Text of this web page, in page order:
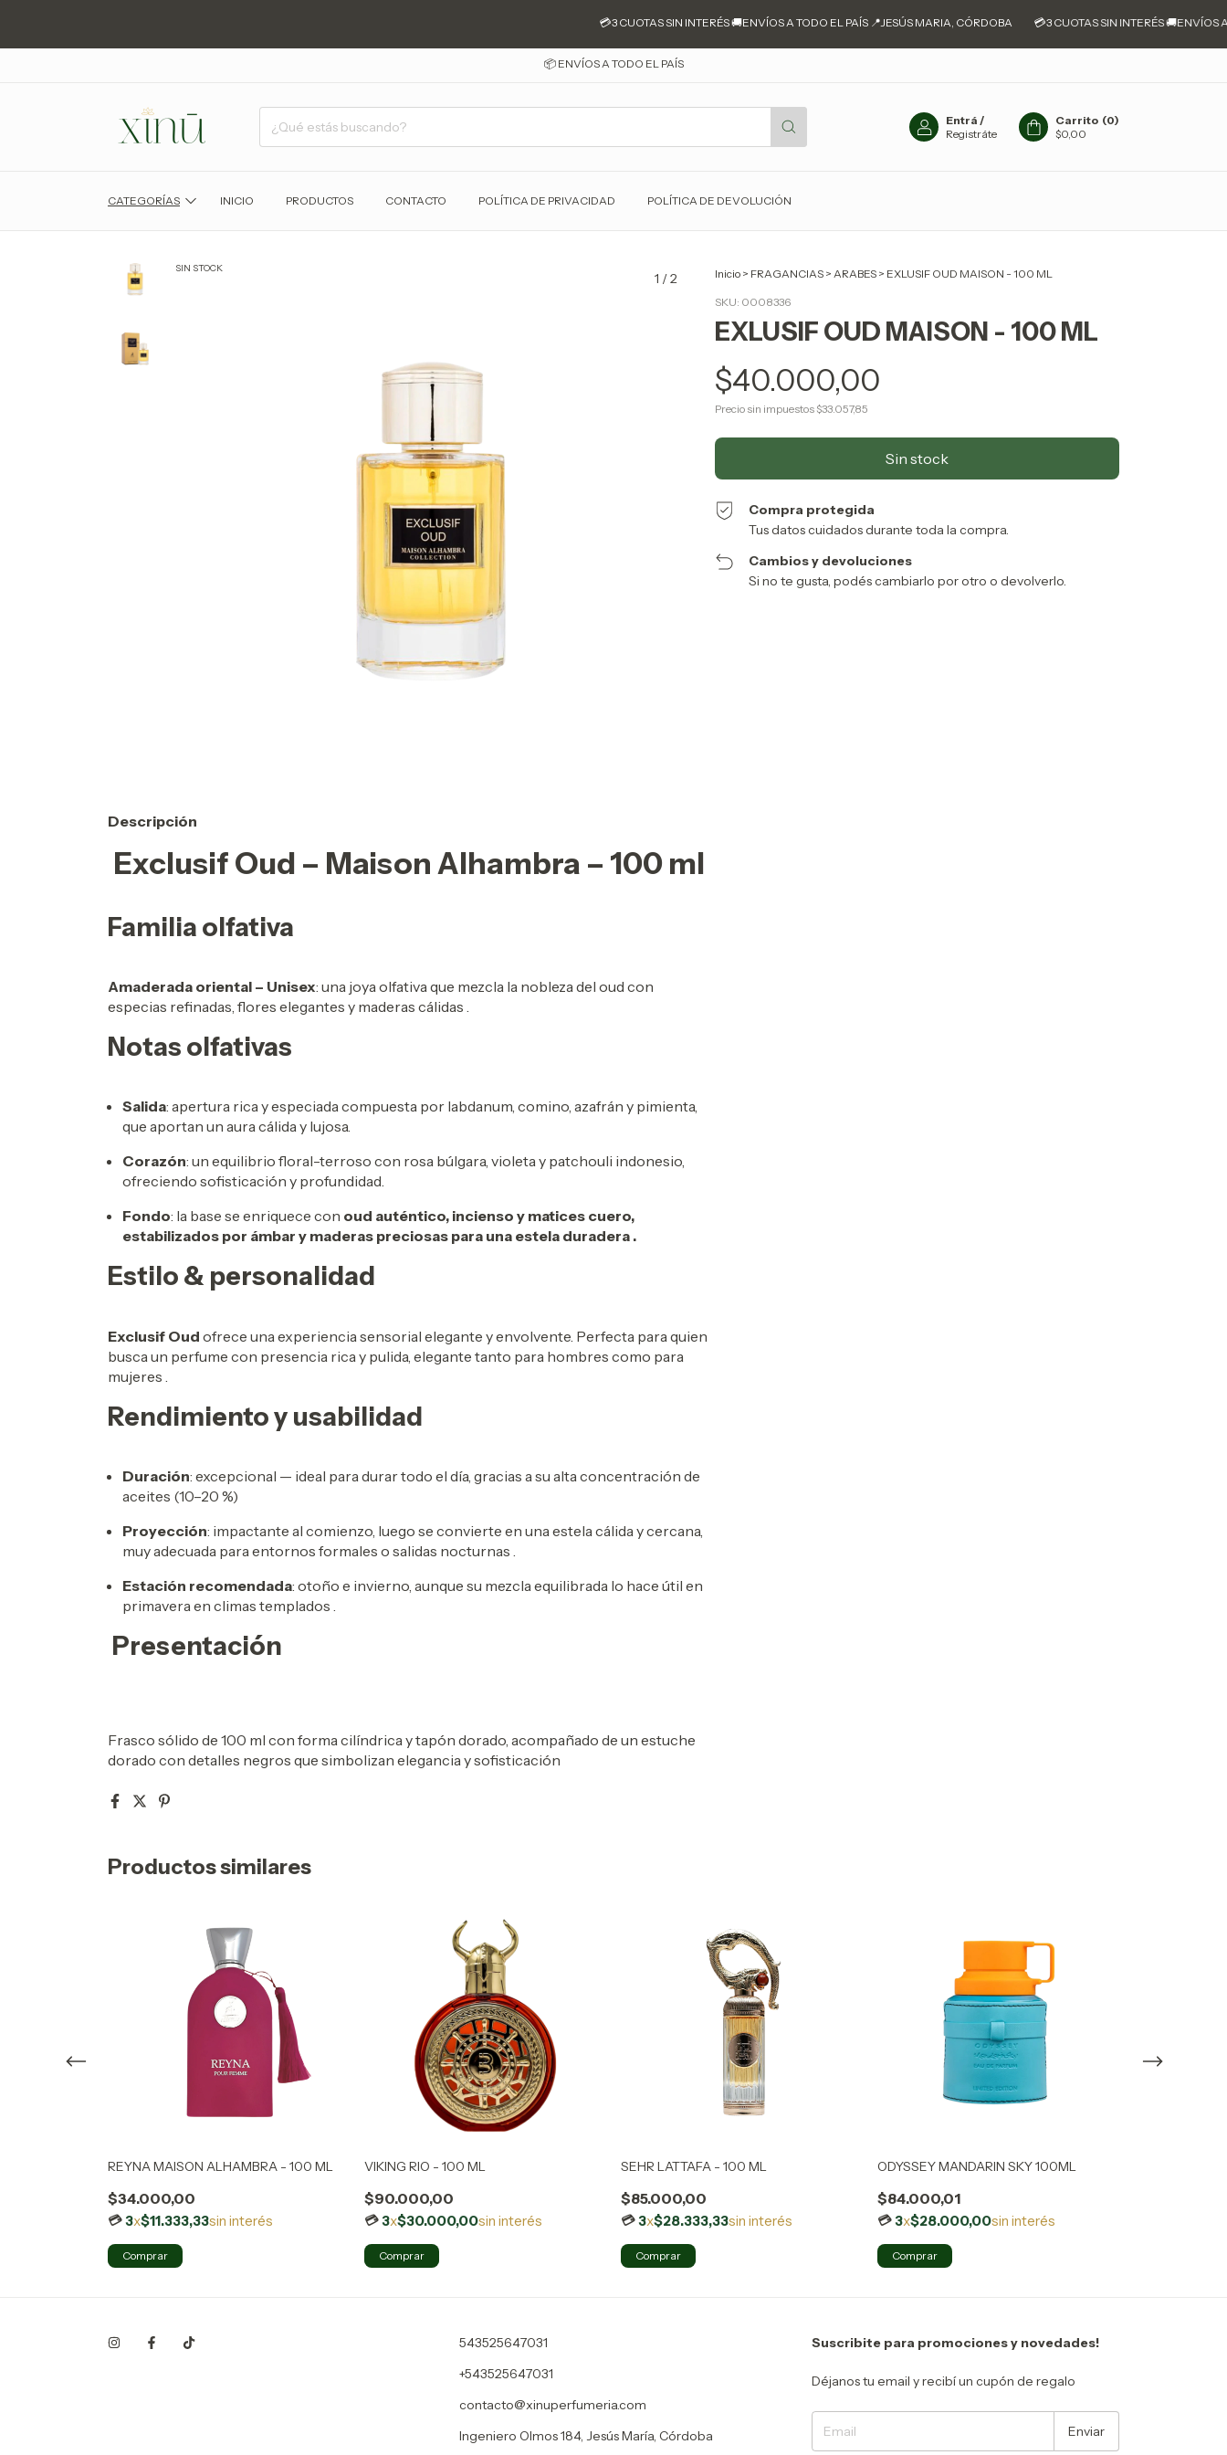
💳3 CUOTAS SIN INTERÉS 🚚ENVÍOS A TODO EL PAÍS 📍JESÚS MARIA, CÓRDOBA 💳3 CUOTAS SIN INTERÉS 🚚ENVÍOS A
📦 ENVÍOS A TODO EL PAÍS
Entrá /
Registráte
Carrito (0)
$0,00
CATEGORÍAS INICIO PRODUCTOS CONTACTO POLÍTICA DE PRIVACIDAD POLÍTICA DE DEVOLUCIÓN
SIN STOCK
1 /2 Inicio > FRAGANCIAS > ARABES > EXLUSIF OUD MAISON - 100 ML
SKU: 0008336
EXLUSIF OUD MAISON - 100 ML
$40.000,00
Precio sin impuestos $33.057,85
Compra protegida
Tus datos cuidados durante toda la compra.
Cambios y devoluciones
Si no te gusta, podés cambiarlo por otro o devolverlo.
Descripción
Exclusif Oud – Maison Alhambra – 100 ml
Familia olfativa
Amaderada oriental – Unisex: una joya olfativa que mezcla la nobleza del oud con
especias refinadas, flores elegantes y maderas cálidas .
Notas olfativas
Salida: apertura rica y especiada compuesta por labdanum, comino, azafrán y pimienta,
que aportan un aura cálida y lujosa.
Corazón: un equilibrio floral-terroso con rosa búlgara, violeta y patchouli indonesio,
ofreciendo sofisticación y profundidad.
Fondo: la base se enriquece con oud auténtico, incienso y matices cuero,
estabilizados por ámbar y maderas preciosas para una estela duradera .
Estilo & personalidad
Exclusif Oud ofrece una experiencia sensorial elegante y envolvente. Perfecta para quien
busca un perfume con presencia rica y pulida, elegante tanto para hombres como para
mujeres .
Rendimiento y usabilidad
Duración: excepcional — ideal para durar todo el día, gracias a su alta concentración de
aceites (10–20 %)
Proyección: impactante al comienzo, luego se convierte en una estela cálida y cercana,
muy adecuada para entornos formales o salidas nocturnas
Estación recomendada: otoño e invierno, aunque su mezcla equilibrada lo hace útil en
primavera en climas templados
Presentación
Frasco sólido de 100 ml con forma cilíndrica y tapón dorado, acompañado de un estuche
dorado con detalles negros que simbolizan elegancia y sofisticación
Productos similares
REYNA MAISON ALHAMBRA - 100 ML
$34.000,00
3x$11.333,33sin interés
VIKING RIO - 100 ML
$90.000,00
3x$30.000,00sin interés
SEHR LATTAFA - 100 ML
$85.000,00
3x$28.333,33sin interés
ODYSSEY MANDARIN SKY 100ML
$84.000,01
3x$28.000,00sin interés
543525647031
+543525647031
contacto@xinuperfumeria.com
Ingeniero Olmos 184, Jesús María, Córdoba
Suscribite para promociones y novedades!
Déjanos tu email y recibí un cupón de regalo